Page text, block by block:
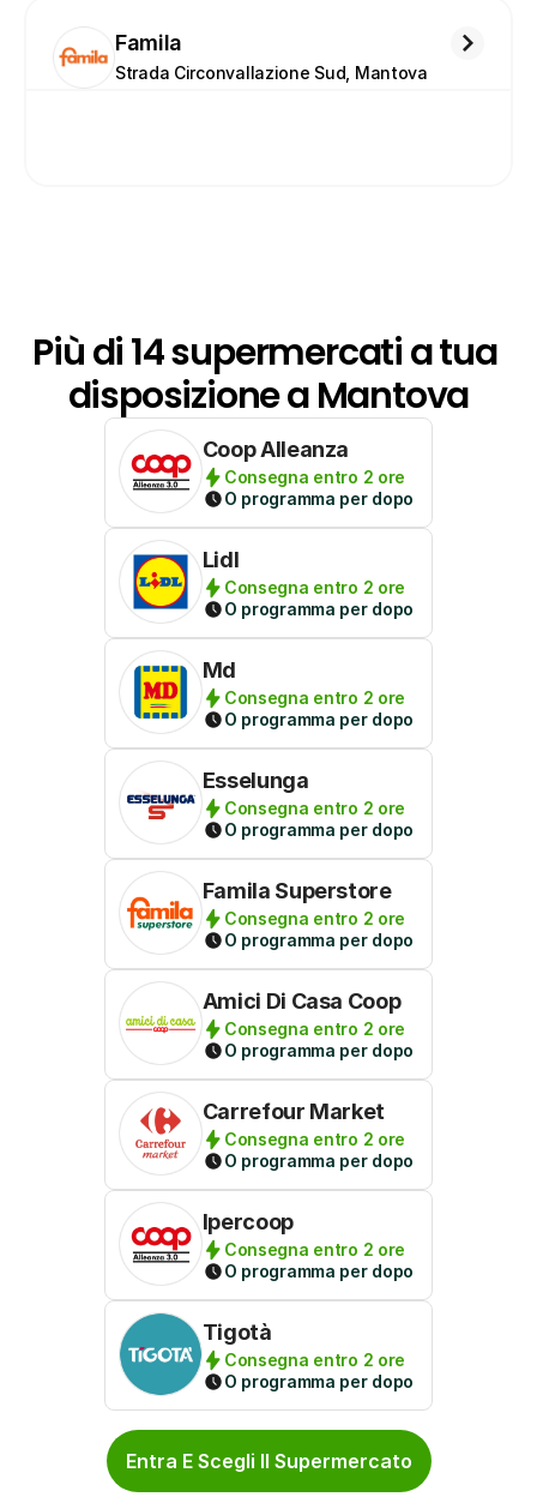
Famila
Strada Circonvallazione Sud, Mantova
Più di 14 supermercati a tua
disposizione a Mantova
Coop Alleanza
Consegna entro 2 ore
O programma per dopo
Lidl
Consegna entro 2 ore
O programma per dopo
Md
Consegna entro 2 ore
O programma per dopo
Esselunga
Consegna entro 2 ore
O programma per dopo
Famila Superstore
Consegna entro 2 ore
O programma per dopo
Amici Di Casa Coop
Consegna entro 2 ore
O programma per dopo
Carrefour Market
Consegna entro 2 ore
O programma per dopo
Ipercoop
Consegna entro 2 ore
O programma per dopo
Tigotà
Consegna entro 2 ore
O programma per dopo
Entra E Scegli Il Supermercato